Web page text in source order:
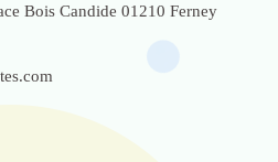
Bois Candide 01210 Ferney